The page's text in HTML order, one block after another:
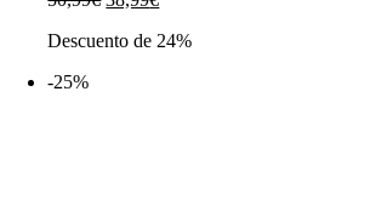
originalactual
Descuento de 24%
-25%